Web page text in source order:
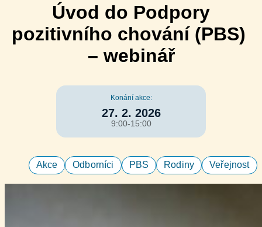
Úvod do Podpory
pozitivního chování (PBS)
– webinář
Konání akce:
27. 2. 2026
9:00-15:00
Akce Odborníci PBS Rodiny Veřejnost